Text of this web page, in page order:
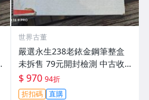
世界古董
嚴選永生238老銥金鋼筆整盒
未拆售 79元開封檢測 中古收
藏推薦 鋉絲鋼筆 永生鋼筆 原
廠鋼筆
$ 970 94折
折扣碼 直購